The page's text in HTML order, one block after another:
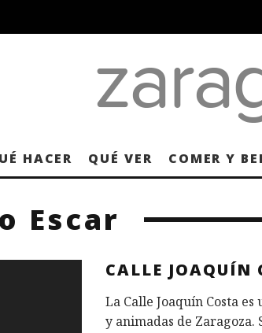
HACER QUÉ VER COMER Y
Escar
CALLE JOAQUÍN
La Calle Joaquín Costa
y animadas de Zaragoza.